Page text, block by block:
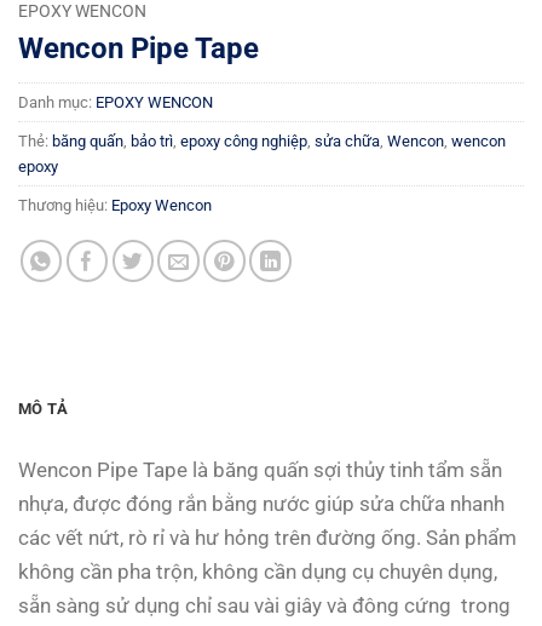
EPOXY WENCON
Wencon Pipe Tape
Danh mục: EPOXY WENCON
Thẻ: băng quấn bảo trì epoxy công nghiệp sửa chữa Wencon wencon
epoxy
Thương hiệu: Epoxy Wencon
MÔ TẢ
Wencon Pipe Tape là băng quấn sợi thủy tinh tẩm sẵn
nhựa, được đóng rắn bằng nước giúp sửa chữa nhanh
các vết nứt, rò rỉ và hư hỏng trên đường ống. Sản phẩm
không cần pha trộn, không cần dụng cụ chuyên dụng,
sẵn sàng sử dụng chỉ sau vài giây và đông cứng trong